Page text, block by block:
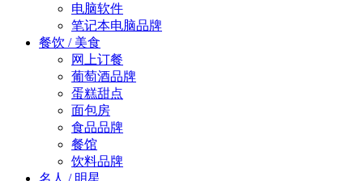
电脑软件
笔记本电脑品牌
餐饮 / 美食
网上订餐
葡萄酒品牌
蛋糕甜点
面包房
食品品牌
餐馆
饮料品牌
名人 / 明星